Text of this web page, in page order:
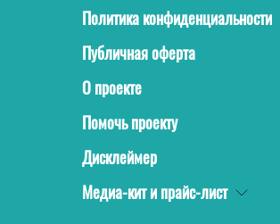
Политика конфиденциальности
Публичная оферта
О проекте
Помочь проекту
Дисклеймер
Медиа-кит и прайс-лист